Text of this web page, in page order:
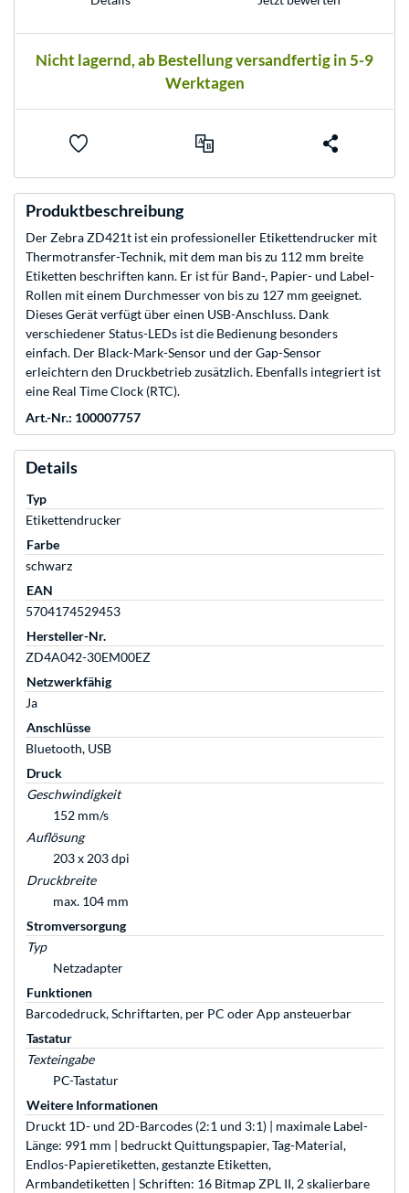
Nicht lagernd, ab Bestellung versandfertig in 5-9
Werktagen
Produktbeschreibung
Der Zebra ZD421t ist ein professioneller Etikettendrucker mit
Thermotransfer-Technik, mit dem man bis zu 112 mm breite
Etiketten beschriften kann. Er ist für Band-, Papier- und Label-
Rollen mit einem Durchmesser von bis zu 127 mm geeignet.
Dieses Gerät verfügt über einen USB-Anschluss. Dank
verschiedener Status-LEDs ist die Bedienung besonders
einfach. Der Black-Mark-Sensor und der Gap-Sensor
erleichtern den Druckbetrieb zusätzlich. Ebenfalls integriert ist
eine Real Time Clock (RTC).
Art.-Nr.: 100007757
Details
Typ
Etikettendrucker
Farbe
schwarz
EAN
5704174529453
Hersteller-Nr.
ZD4A042-30EM00EZ
Netzwerkfähig
Ja
Anschlüsse
Bluetooth, USB
Druck
Geschwindigkeit
152 mm/s
Auflösung
203 x 203 dpi
Druckbreite
max. 104 mm
Stromversorgung
Typ
Netzadapter
Funktionen
Barcodedruck, Schriftarten, per PC oder App ansteuerbar
Tastatur
Texteingabe
PC-Tastatur
Weitere Informationen
Druckt 1D- und 2D-Barcodes (2:1 und 3:1) | maximale Label-
Länge: 991 mm | bedruckt Quittungspapier, Tag-Material,
Endlos-Papieretiketten, gestanzte Etiketten,
Armbandetiketten | Schriften: 16 Bitmap ZPL II, 2 skalierbare